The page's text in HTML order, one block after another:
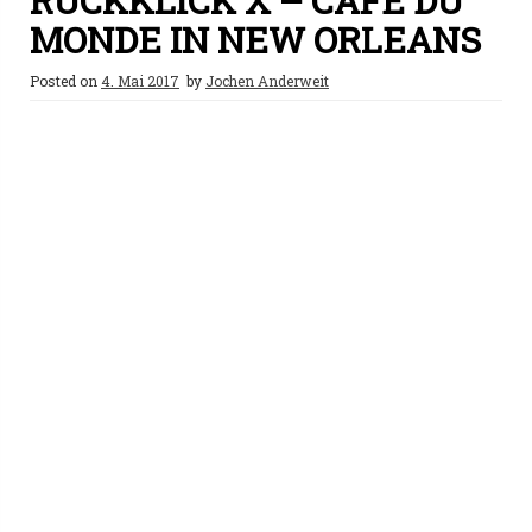
MONDE IN NEW ORLEANS
Posted on 4. Mai 2017 by Jochen Anderweit